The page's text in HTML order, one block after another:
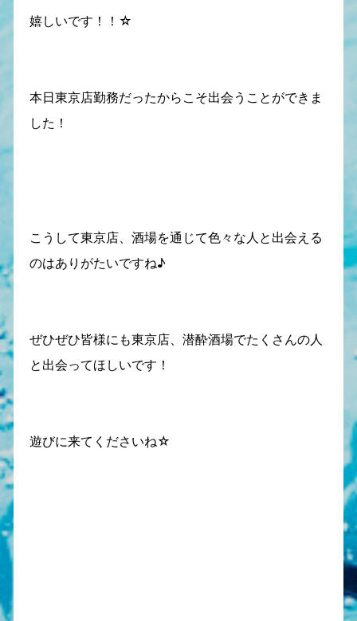
嬉しいです！！☆
本日東京店勤務だったからこそ出会うことができま
した！
こうして東京店、酒場を通じて色々な人と出会える
のはありがたいですね♪
ぜひぜひ皆様にも東京店、潜酔酒場でたくさんの人
と出会ってほしいです！
遊びに来てくださいね☆